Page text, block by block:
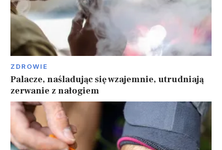
ZDROWIE
Palacze, naśladując się wzajemnie, utrudniają
zerwanie z nałogiem